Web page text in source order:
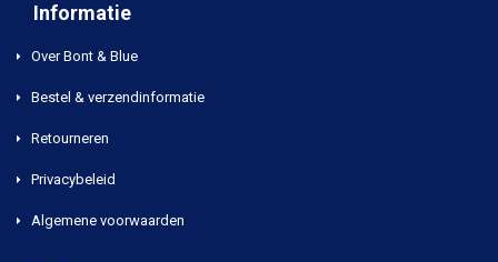
Informatie
Over Bont & Blue
Bestel & verzendinformatie
Retourneren
Privacybeleid
Algemene voorwaarden